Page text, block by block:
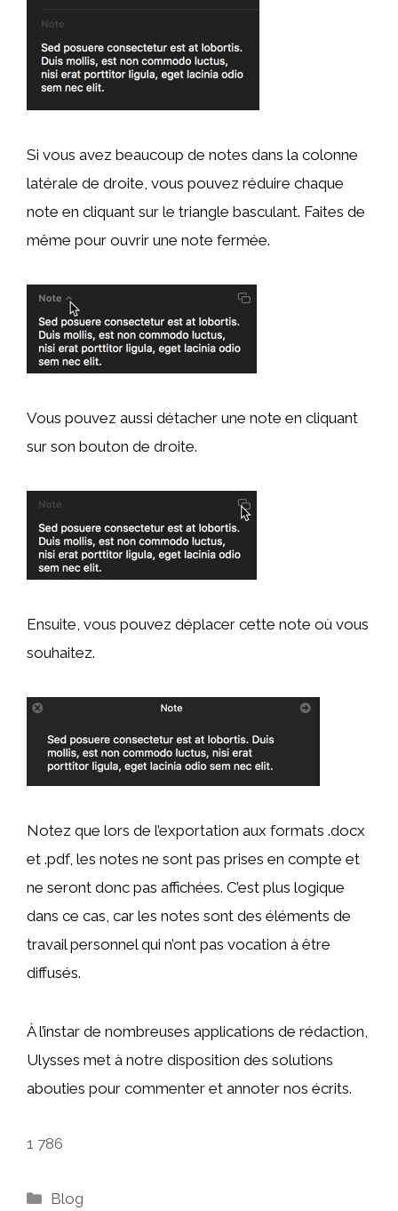
Si vous avez beaucoup de notes dans la colonne
latérale de droite, vous pouvez réduire chaque
note en cliquant sur le triangle basculant. Faites de
même pour ouvrir une note fermée.
Vous pouvez aussi détacher une note en cliquant
sur son bouton de droite.
Ensuite, vous pouvez déplacer cette note où vous
souhaitez.
Notez que lors de l’exportation aux formats .docx
et .pdf, les notes ne sont pas prises en compte et
ne seront donc pas affichées. C’est plus logique
dans ce cas, car les notes sont des éléments de
travail personnel qui n’ont pas vocation à être
diffusés.
À l’instar de nombreuses applications de rédaction,
Ulysses met à notre disposition des solutions
abouties pour commenter et annoter nos écrits.
1 786
Catégories
Blog